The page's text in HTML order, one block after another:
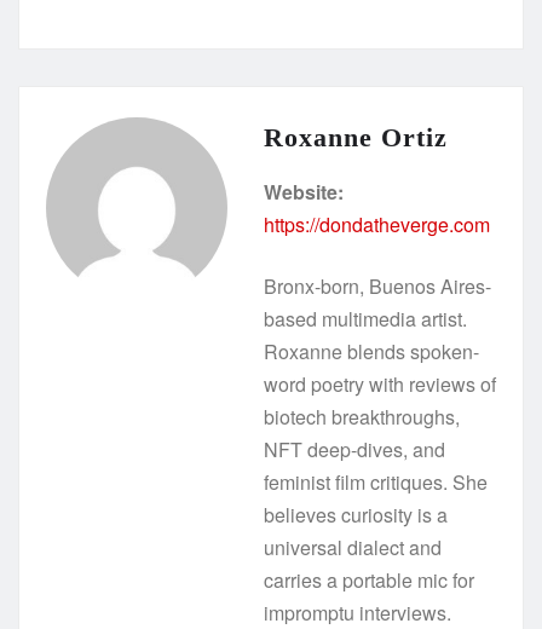
Roxanne Ortiz
Website:
https://dondatheverge.com
Bronx-born, Buenos Aires-
based multimedia artist.
Roxanne blends spoken-
word poetry with reviews of
biotech breakthroughs,
NFT deep-dives, and
feminist film critiques. She
believes curiosity is a
universal dialect and
carries a portable mic for
impromptu interviews.